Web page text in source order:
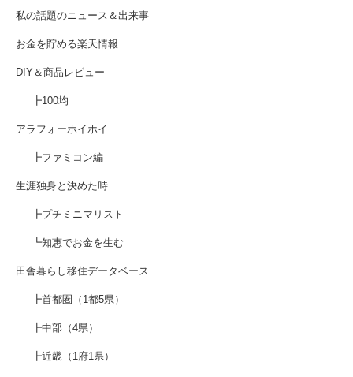
私の話題のニュース＆出来事
お金を貯める楽天情報
DIY＆商品レビュー
┣100均
アラフォーホイホイ
┣ファミコン編
生涯独身と決めた時
┣プチミニマリスト
┗知恵でお金を生む
田舎暮らし移住データベース
┣首都圏（1都5県）
┣中部（4県）
┣近畿（1府1県）